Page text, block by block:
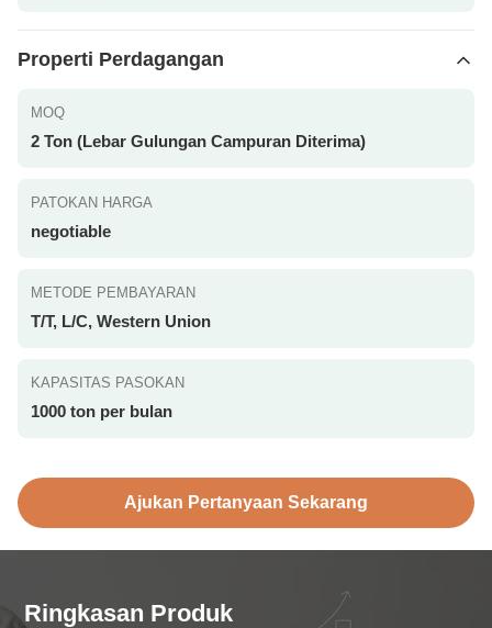
Properti Perdagangan
MOQ
2 Ton (Lebar Gulungan Campuran Diterima)
PATOKAN HARGA
negotiable
METODE PEMBAYARAN
T/T, L/C, Western Union
KAPASITAS PASOKAN
1000 ton per bulan
Ajukan Pertanyaan Sekarang
Ringkasan Produk